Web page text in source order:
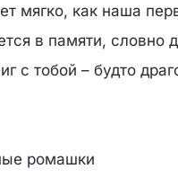
мягко, как наша
в памяти, словно
с тобой – будто
ромашки